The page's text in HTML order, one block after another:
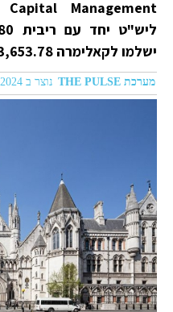
ישלמו לקאלימרה 113,653.78 ליש"ט בגין הוצאותיה.
מערכת THE PULSE נוצר ב 10.03.2024 04:03